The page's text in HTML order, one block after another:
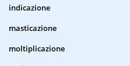
indicazione
masticazione
moltiplicazione